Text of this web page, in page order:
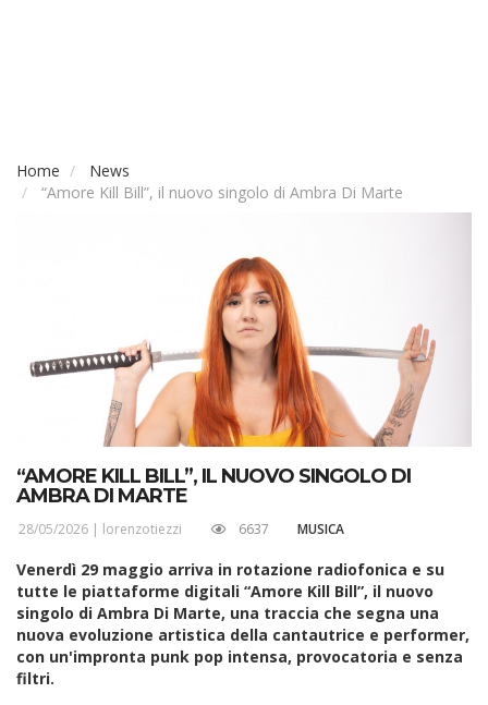
Home
News
“Amore Kill Bill”, il nuovo singolo di Ambra Di Marte
“AMORE KILL BILL”, IL NUOVO SINGOLO DI
AMBRA DI MARTE
28/05/2026 | lorenzotiezzi 6637 MUSICA
Venerdì 29 maggio arriva in rotazione radiofonica e su
tutte le piattaforme digitali “Amore Kill Bill”, il nuovo
singolo di Ambra Di Marte, una traccia che segna una
nuova evoluzione artistica della cantautrice e performer,
con un'impronta punk pop intensa, provocatoria e senza
filtri.